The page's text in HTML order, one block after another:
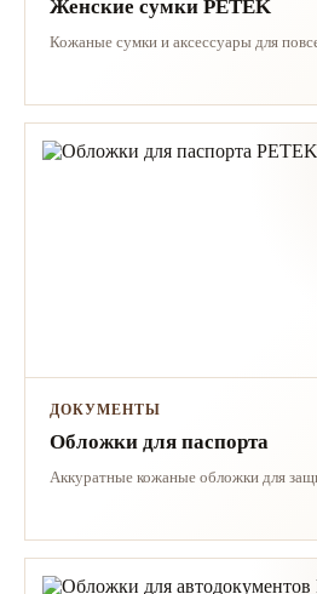
Женские сумки PETEK
Кожаные сумки и аксессуары для
ДОКУМЕНТЫ
Обложки для паспорта
Аккуратные кожаные обложки для